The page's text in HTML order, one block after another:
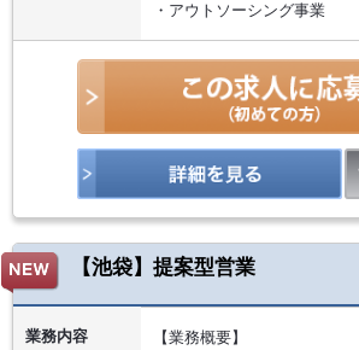
・アウトソーシング事業
【池袋】提案型営業
業務内容
【業務概要】